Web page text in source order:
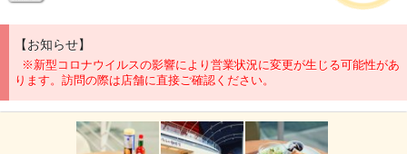
【お知らせ】
※新型コロナウイルスの影響により営業状況に変更が生じる可能性があ
ります。訪問の際は店舗に直接ご確認ください。